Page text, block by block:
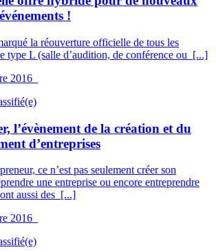
!
la réouverture officielle de tous les
type L (salle d’audition, de conférence ou [...]
2016
l’évènement de la création et du
d’entreprises
ce n’est pas seulement créer son
une entreprise ou encore entreprendre
aussi des [...]
2016